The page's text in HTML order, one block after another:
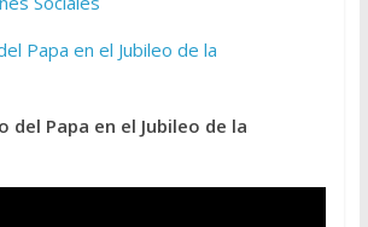
Papa en el Jubileo de la
del Papa en el Jubileo de la